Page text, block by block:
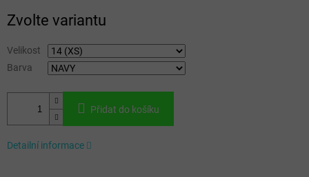
cena:
Zvolte variantu
Velikost
Barva
Přidat do košíku
Detailní informace